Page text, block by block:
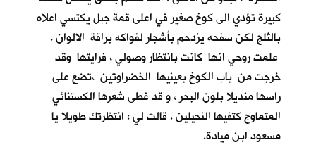
كبيرة تؤدي الى كوخ صغير في اعلى قمة جبل يكتسي اعلاه
بالثلج لكن سفحه يزدحم بأشجار لفواكه براقة الالوان .
علمت روحي انها كانت بانتظار وصولي ، فرايتها وقد
خرجت من باب الكوخ بعينيها الخضراوتين ،تضع على
راسها منديلا بلون البحر ، و قد غطى شعرها الكستنائي
المتماوج كتفيها النحيلين . قالت لي : انتظرتك طويلا يا
مسعود ابن ميادة.